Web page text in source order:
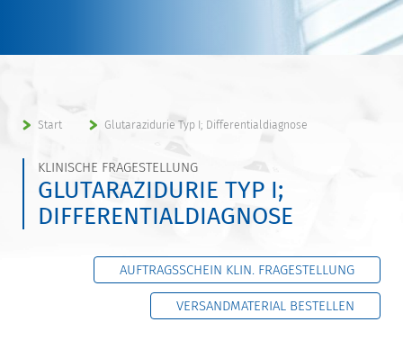
Start Glutarazidurie Typ I; Differentialdiagnose
KLINISCHE FRAGESTELLUNG
GLUTARAZIDURIE TYP I;
DIFFERENTIALDIAGNOSE
AUFTRAGSSCHEIN KLIN. FRAGESTELLUNG
VERSANDMATERIAL BESTELLEN